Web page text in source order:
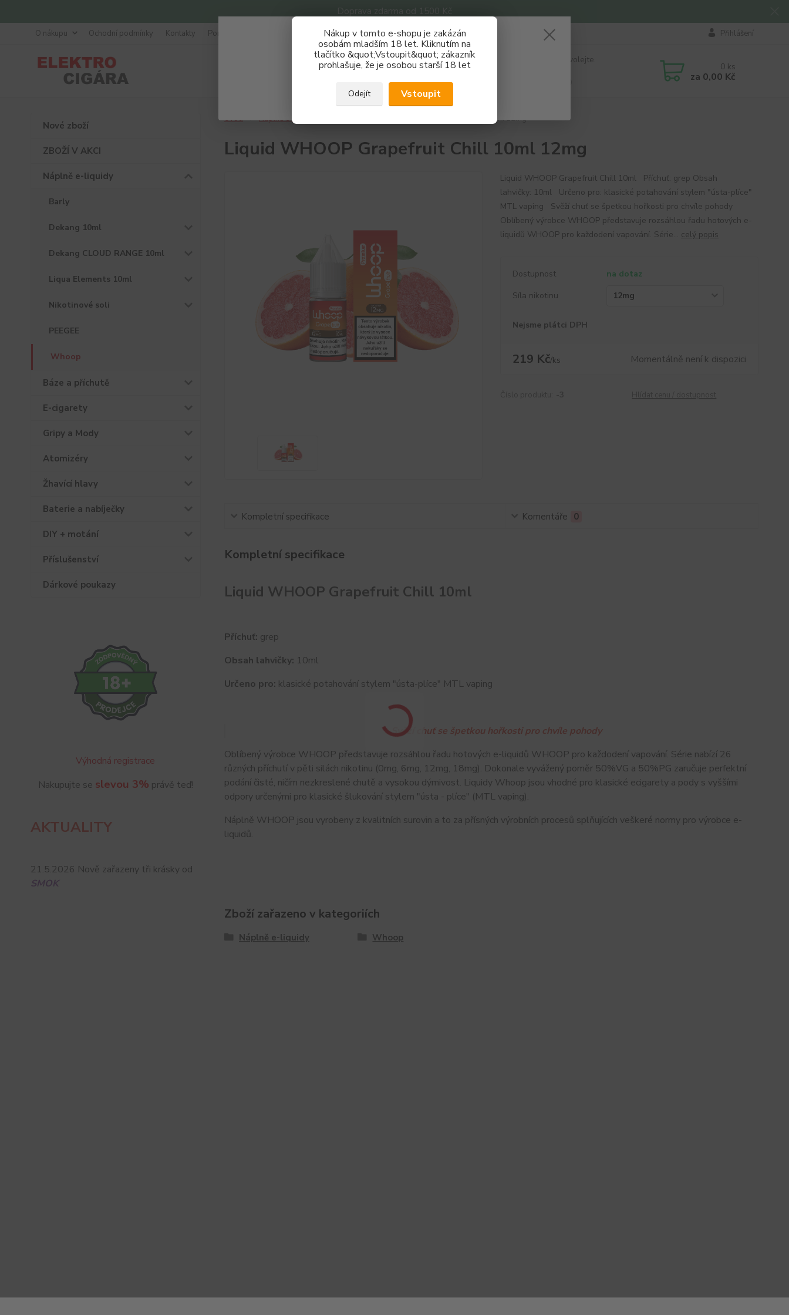
Doprava zdarma od 1500 Kč
Nákup v tomto e-shopu je zakázán
osobám mladším 18 let. Kliknutím na
tlačítko &quot;Vstoupit&quot; zákazník
prohlašuje, že je osobou starší 18 let
Odejít Vstoupit
O nákupu Ochodní podmínky Kontakty Poradna Přihlášení
Hledat
Nevíte si rady? Zavolejte.
0 ks
za 0,00 Kč
Nové zboží
ZBOŽÍ V AKCI
Náplně e-liquidy
Barly
Dekang 10ml
Dekang CLOUD RANGE 10ml
Liqua Elements 10ml
Nikotinové soli
PEEGEE
Whoop
Báze a příchutě
E-cigarety
Gripy a Mody
Atomizéry
Žhavící hlavy
Baterie a nabíječky
DIY + motání
Příslušenství
Dárkové poukazy
Výhodná registrace
Nakupujte se slevou 3% právě teď!
AKTUALITY
21.5.2026 Nově zařazeny tři krásky od
SMOK
Úvod Náplně e-liquidy Liquid WHOOP Grapefruit Chill 10ml 12mg
Liquid WHOOP Grapefruit Chill 10ml 12mg
Liquid WHOOP Grapefruit Chill 10ml Příchuť: grep Obsah
lahvičky: 10ml Určeno pro: klasické potahování stylem "ústa-plíce"
MTL vaping Svěží chuť se špetkou hořkosti pro chvíle pohody
Oblíbený výrobce WHOOP představuje rozsáhlou řadu hotových e-
liquidů WHOOP pro každodení vapování. Série... celý popis
Dostupnost
na dotaz
Síla nikotinu
Nejsme plátci DPH
219 Kč/ks Momentálně není k dispozici
Kompletní specifikace Komentáře 0
Kompletní specifikace
Liquid WHOOP Grapefruit Chill 10ml
Příchuť: grep
Obsah lahvičky: 10ml
Určeno pro: klasické potahování stylem "ústa-plíce" MTL vaping
Svěží chuť se špetkou hořkosti pro chvíle pohody
Oblíbený výrobce WHOOP představuje rozsáhlou řadu hotových e-liquidů WHOOP pro každodení vapování. Série nabízí 26
různých příchutí v pěti silách nikotinu (0mg, 6mg, 12mg, 18mg). Dokonale vyvážený poměr 50%VG a 50%PG zaručuje perfektní
podání čisté, ničím nezkreslené chutě a vysokou dýmivost. Liquidy Whoop jsou vhodné pro klasické ecigarety a pody s vyššími
odpory určenými pro klasické šlukování stylem "ústa - plíce" (MTL vaping).
Náplně WHOOP jsou vyrobeny z kvalitních surovin a to za přísných výrobních procesů splňujících veškeré normy pro výrobce e-
liquidů.
Zboží zařazeno v kategoriích
Náplně e-liquidy Whoop
Získej slevu 3%
Zaregistruj se a nakupuj se slevou právě teď!
REGISTRAČNÍ FORMULÁŘ
Zavřít